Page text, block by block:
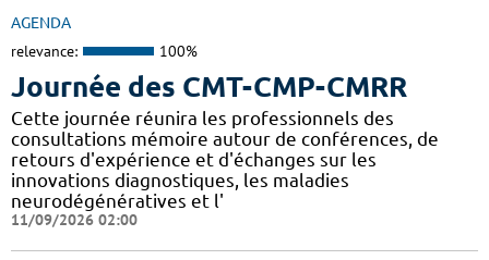
AGENDA
relevance: 100%
Journée des CMT-CMP-CMRR
Cette journée réunira les professionnels des
consultations mémoire autour de conférences, de
retours d'expérience et d'échanges sur les
innovations diagnostiques, les maladies
neurodégénératives et l'
11/09/2026 02:00